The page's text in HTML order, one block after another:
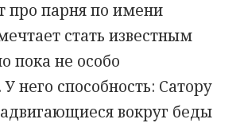
про парня по имени
стать известным
пока не особо
У него способность: Сатору
вокруг беды